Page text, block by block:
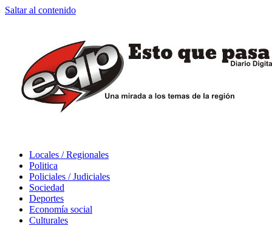
Saltar al contenido
Locales / Regionales
Politica
Policiales / Judiciales
Sociedad
Deportes
Economía social
Culturales